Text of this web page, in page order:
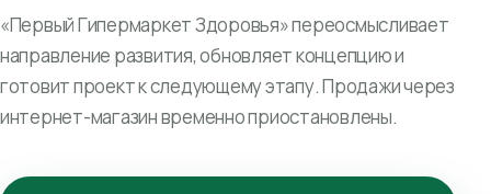
«Первый Гипермаркет Здоровья» переосмысливает
направление развития, обновляет концепцию и
готовит проект к следующему этапу. Продажи через
интернет-магазин временно приостановлены.